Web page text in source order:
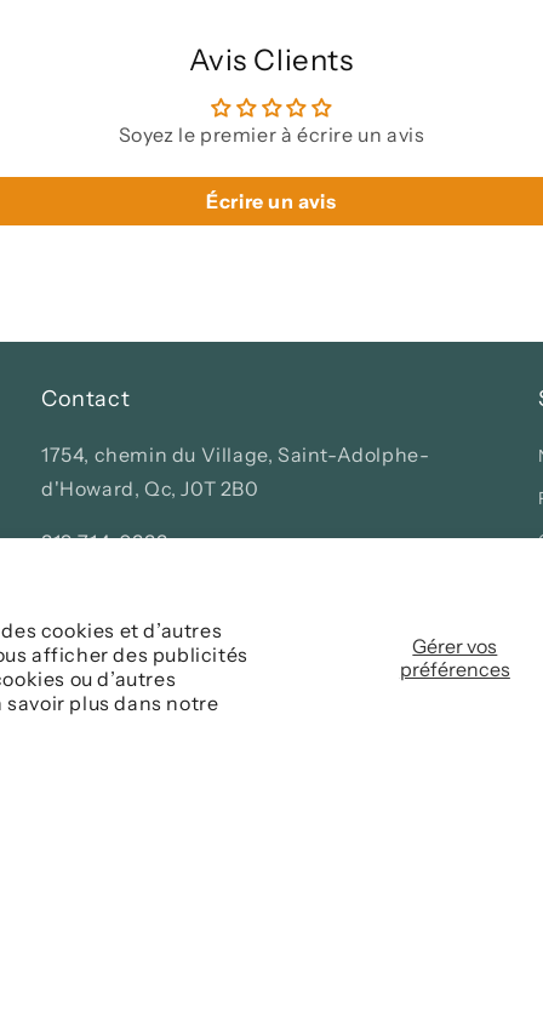
cookies et d’autres
afficher des publicités
ou d’autres
plus dans notre
Gérer vos
préférences
Avis Clients
Soyez le premier à écrire un avis
Écrire un avis
Contact
1754, chemin du Village, Saint-Adolphe-
d'Howard, Qc, J0T 2B0
819 714-0333
10h à 17h - Tous les jours
Mardi : FERMÉ